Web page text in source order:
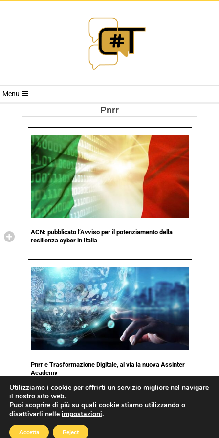
RIVISTA
TRENDS
Menu
Pnrr
ACN: pubblicato l’Avviso per il potenziamento della
resilienza cyber in Italia
Pnrr e Trasformazione Digitale, al via la nuova Assinter
Academy
Copyright © 2026
Utilizziamo i cookie per offrirti un servizio migliore nel navigare
il nostro sito web.
Puoi scoprire di più su quali cookie stiamo utilizzando o
disattivarli nelle impostazioni.
Accetta Reject